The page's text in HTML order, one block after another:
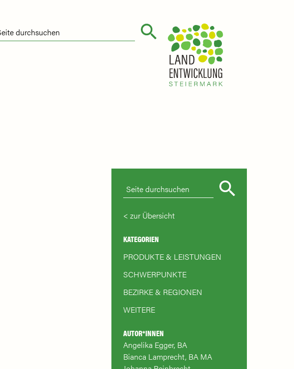
zur Übersicht
KATEGORIEN
PRODUKTE & LEISTUNGEN
SCHWERPUNKTE
BEZIRKE & REGIONEN
WEITERE
AUTOR*INNEN
Angelika Egger, BA
Bianca Lamprecht, BA MA